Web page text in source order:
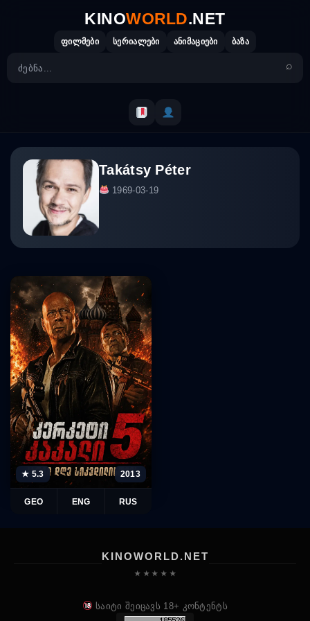
KINOWORLD.NET
ფილმები სერიალები ანიმაციები ბაზა
Takátsy Péter
1969-03-19
★ 5.3 2013
GEO ENG RUS
KINOWORLD.NET
★ ★ ★ ★ ★
საიტი შეიცავს 18+ კონტენტს